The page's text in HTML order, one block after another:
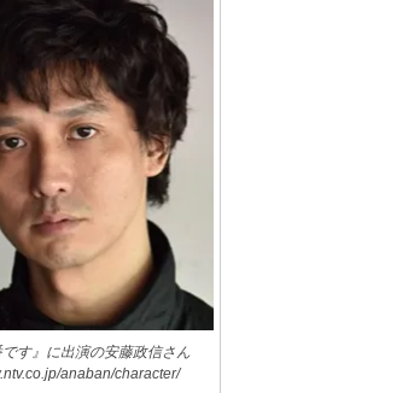
です』に出演の安藤政信さん
anaban/character/